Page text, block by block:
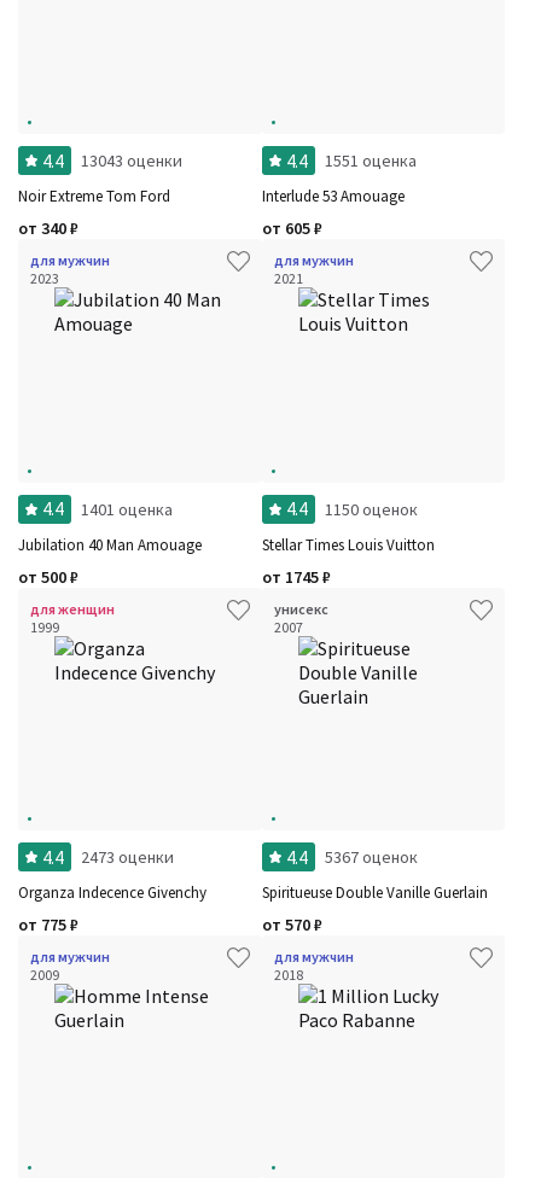
4.4 13043 оценки
Noir Extreme Tom Ford
от 340₽
4.4 1551 оценка
Interlude 53 Amouage
от 605₽
для мужчин
2023
4.4 1401 оценка
Jubilation 40 Man Amouage
от 500₽
для мужчин
2021
4.4 1150 оценок
Stellar Times Louis Vuitton
от 1745₽
для женщин
1999
4.4 2473 оценки
Organza Indecence Givenchy
от 775₽
унисекс
2007
4.4 5367 оценок
Spiritueuse Double Vanille Guerlain
от 570₽
для мужчин
2009
для мужчин
2018